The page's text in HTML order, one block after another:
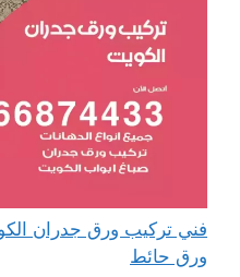
ورق حائط